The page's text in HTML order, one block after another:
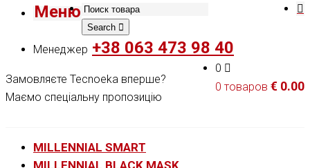
Меню
Search
Менеджер +38 063 473 98 40
0
0 товаров € 0.00
Замовляєте Tecnoeka вперше?
Маємо спеціальну пропозицію
MILLENNIAL SMART
MILLENNIAL BLACK MASK